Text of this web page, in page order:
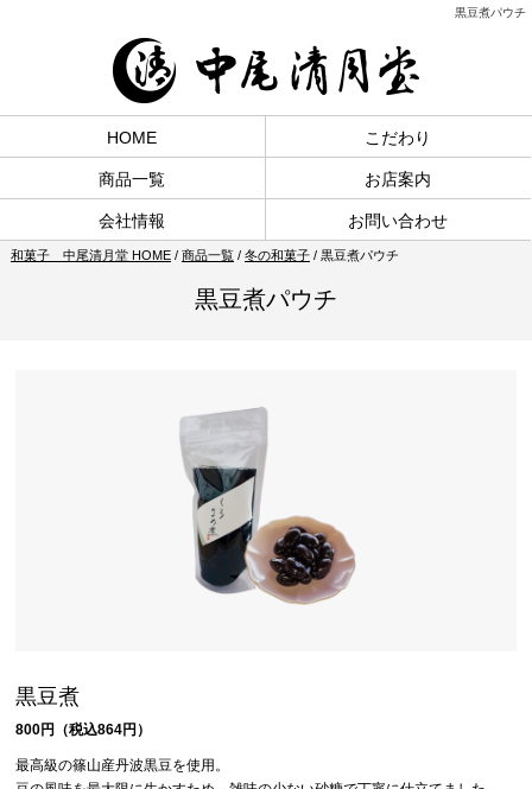
黒豆煮パウチ
HOME こだわり
商品一覧 お店案内
会社情報 お問い合わせ
和菓子 中尾清月堂 HOME/ 商品一覧/ 冬の和菓子/ 黒豆煮パウチ
黒豆煮パウチ
黒豆煮
800円（税込864円）
最高級の篠山産丹波黒豆を使用。